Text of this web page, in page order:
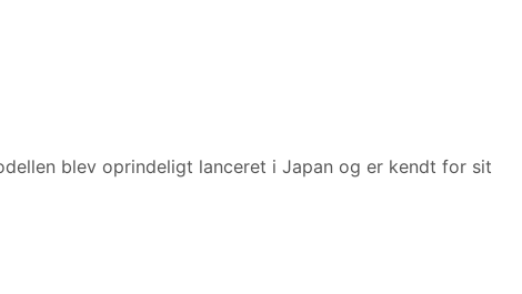
blev oprindeligt lanceret i Japan og er kendt for sit